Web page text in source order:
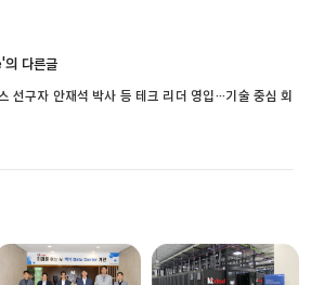
다른글
구자 안재석 박사 등 테크 리더 영입…기술 중심 회